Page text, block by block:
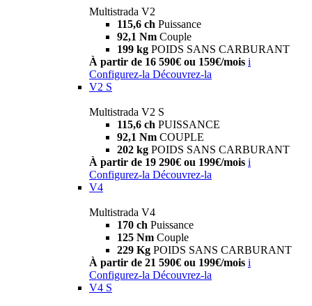
Multistrada V2
115,6 ch Puissance
92,1 Nm Couple
199 kg POIDS SANS CARBURANT
À partir de 16 590€ ou 159€/mois i
Configurez-la Découvrez-la
V2 S
Multistrada V2 S
115,6 ch PUISSANCE
92,1 Nm COUPLE
202 kg POIDS SANS CARBURANT
À partir de 19 290€ ou 199€/mois i
Configurez-la Découvrez-la
V4
Multistrada V4
170 ch Puissance
125 Nm Couple
229 Kg POIDS SANS CARBURANT
À partir de 21 590€ ou 199€/mois i
Configurez-la Découvrez-la
V4 S